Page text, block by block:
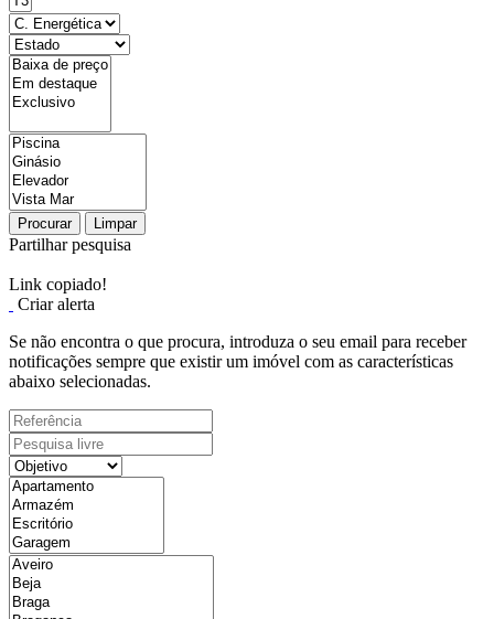
Procurar Limpar
Partilhar pesquisa
Link copiado!
Criar alerta
Se não encontra o que procura, introduza o seu email para receber
notificações sempre que existir um imóvel com as características
abaixo selecionadas.